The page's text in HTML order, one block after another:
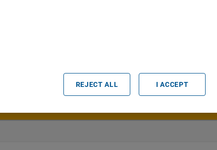
Datum und Uhrzeit der Abholung Datum und Uhrzeit der Rückgabe
REJECT ALL I ACCEPT